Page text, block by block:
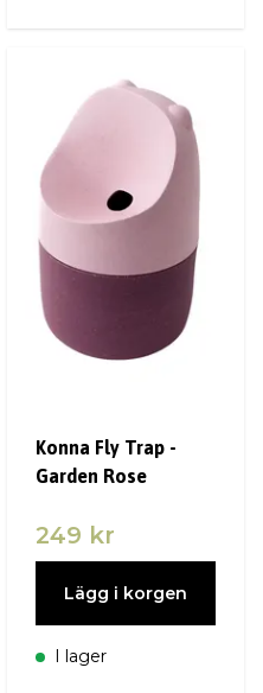
Konna Fly Trap -
Garden Rose
249 kr
Lägg i korgen
I lager